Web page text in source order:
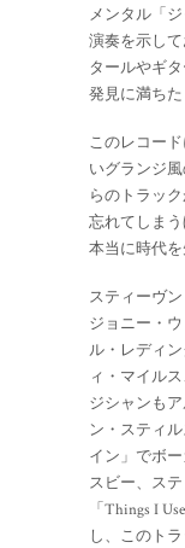
メンタル「
演奏を示し
タールやギ
発見に満ちた
このレコー
いグランジ風
らのトラッ
忘れてしま
本当に時代
スティーヴ
ジョニー・
ル・レディ
ィ・マイル
ジシャンも
ン・スティ
イン」でボ
スビー、ス
「Things I
し、このト